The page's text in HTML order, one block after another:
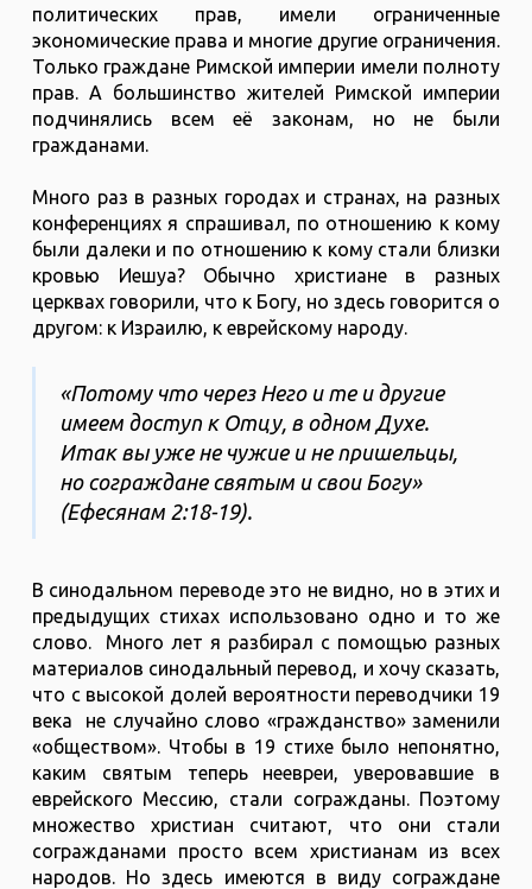
политических прав, имели ограниченные
экономические права и многие другие ограничения.
Только граждане Римской империи имели полноту
прав. А большинство жителей Римской империи
подчинялись всем её законам, но не были
гражданами.
Много раз в разных городах и странах, на разных
конференциях я спрашивал, по отношению к кому
были далеки и по отношению к кому стали близки
кровью Иешуа? Обычно христиане в разных
церквах говорили, что к Богу, но здесь говорится о
другом: к Израилю, к еврейскому народу.
«Потому что через Него и те и другие
имеем доступ к Отцу, в одном Духе.
Итак вы уже не чужие и не пришельцы,
но сограждане святым и свои Богу»
(Ефесянам 2:18-19).
В синодальном переводе это не видно, но в этих и
предыдущих стихах использовано одно и то же
слово. Много лет я разбирал с помощью разных
материалов синодальный перевод, и хочу сказать,
что с высокой долей вероятности переводчики 19
века не случайно слово «гражданство» заменили
«обществом». Чтобы в 19 стихе было непонятно,
каким святым теперь неевреи, уверовавшие в
еврейского Мессию, стали согражданы. Поэтому
множество христиан считают, что они стали
согражданами просто всем христианам из всех
народов. Но здесь имеются в виду сограждане